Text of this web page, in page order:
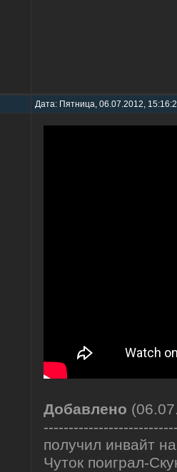
Дата: Пятница, 06.07.2012,
Добавлено
получил инвайт
Чуток поиграл-